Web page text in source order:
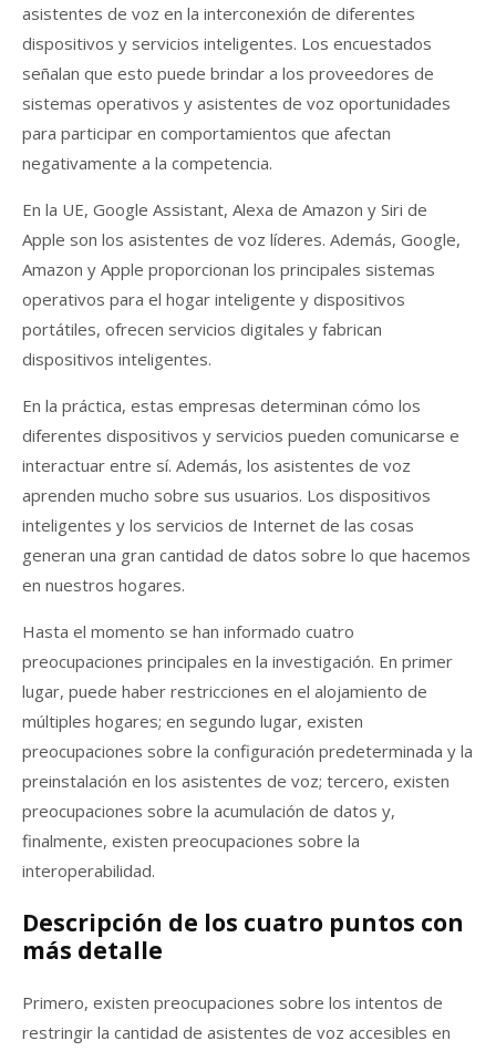
asistentes de voz en la interconexión de diferentes
dispositivos y servicios inteligentes. Los encuestados
señalan que esto puede brindar a los proveedores de
sistemas operativos y asistentes de voz oportunidades
para participar en comportamientos que afectan
negativamente a la competencia.
En la UE, Google Assistant, Alexa de Amazon y Siri de
Apple son los asistentes de voz líderes. Además, Google,
Amazon y Apple proporcionan los principales sistemas
operativos para el hogar inteligente y dispositivos
portátiles, ofrecen servicios digitales y fabrican
dispositivos inteligentes.
En la práctica, estas empresas determinan cómo los
diferentes dispositivos y servicios pueden comunicarse e
interactuar entre sí. Además, los asistentes de voz
aprenden mucho sobre sus usuarios. Los dispositivos
inteligentes y los servicios de Internet de las cosas
generan una gran cantidad de datos sobre lo que hacemos
en nuestros hogares.
Hasta el momento se han informado cuatro
preocupaciones principales en la investigación. En primer
lugar, puede haber restricciones en el alojamiento de
múltiples hogares; en segundo lugar, existen
preocupaciones sobre la configuración predeterminada y la
preinstalación en los asistentes de voz; tercero, existen
preocupaciones sobre la acumulación de datos y,
finalmente, existen preocupaciones sobre la
interoperabilidad.
Descripción de los cuatro puntos con
más detalle
Primero, existen preocupaciones sobre los intentos de
restringir la cantidad de asistentes de voz accesibles en